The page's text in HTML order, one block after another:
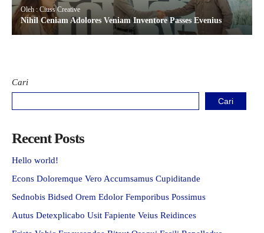
Oleh : Ciuss Creative
Nihil Ceniam Adolores Veniam Inventore Passes Evenius
Cari
Cari
Recent Posts
Hello world!
Econs Doloremque Vero Accumsamus Cupiditande
Sednobis Bidsed Orem Edolor Femporibus Possimus
Autus Detexplicabo Usit Fapiente Veius Reidinces